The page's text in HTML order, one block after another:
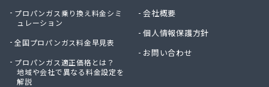
小島不動産
小野崎燃料設備有限会社
松島ガス株式会社
上都賀プロパンガス協同組合
プロパンガス乗り換え料金シミ
ュレーション
全国プロパンガス料金早見表
プロパンガス適正価格とは？
地域や会社で異なる料金設定を
解説
会社概要
個人情報保護方針
お問い合わせ